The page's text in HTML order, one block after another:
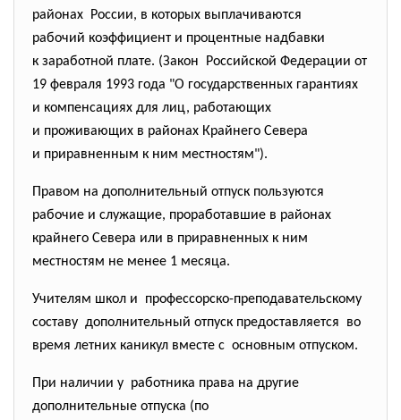
районах России, в которых выплачиваются
рабочий коэффициент и процентные надбавки
к заработной плате. (Закон Российской Федерации от
19 февраля 1993 года "О государственных гарантиях
и компенсациях для лиц, работающих
и проживающих в районах Крайнего Севера
и приравненным к ним местностям").
Правом на дополнительный отпуск пользуются
рабочие и служащие, проработавшие в районах
крайнего Севера или в приравненных к ним
местностям не менее 1 месяца.
Учителям школ и профессорско-преподавательскому
составу дополнительный отпуск предоставляется во
время летних каникул вместе с основным отпуском.
При наличии у работника права на другие
дополнительные отпуска (по